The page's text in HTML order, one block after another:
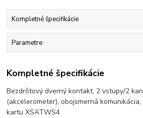
Kompletné špecifikácie
Parametre
Kompletné špecifikácie
Bezdrôtový dverný kontakt, 2 vstupy/2
(akcelerometer), obojsmerná komunikácia,
kartu XSATWS4